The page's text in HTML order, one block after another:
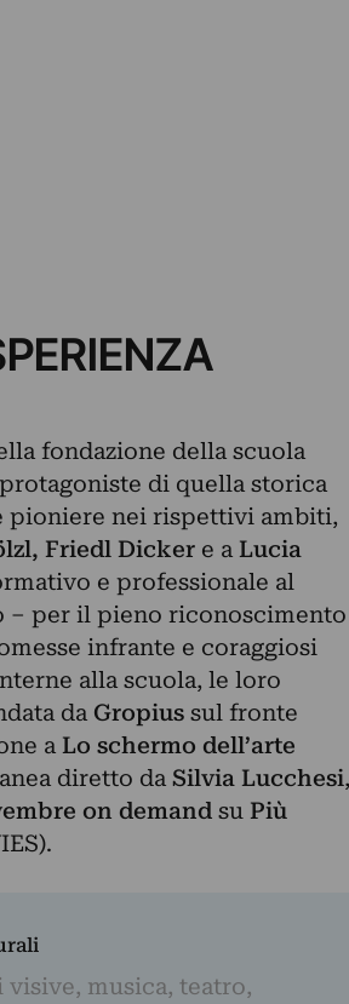
fondazione della scuola
di quella storica
pioniere nei rispettivi ambiti,
Friedl Dicker e a Lucia
e professionale al
– per il pieno riconoscimento
infrante e coraggiosi
alla scuola, le loro
daGropiussul fronte
a Lo schermo dell’arte
diretto daSilvia Lucchesi,
on demandsuPiù
musica, teatro,